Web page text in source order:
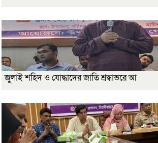
জুলাই শহিদ ও যোদ্ধাদের জাতি শ্রদ্ধাভরে আ